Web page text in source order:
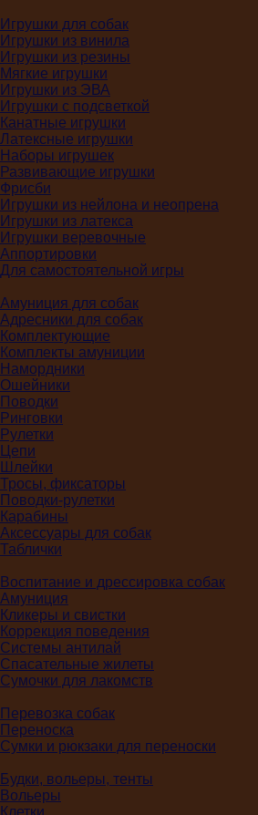
Игрушки для собак
Игрушки из винила
Игрушки из резины
Мягкие игрушки
Игрушки из ЭВА
Игрушки с подсветкой
Канатные игрушки
Латексные игрушки
Наборы игрушек
Развивающие игрушки
Фрисби
Игрушки из нейлона и неопрена
Игрушки из латекса
Игрушки веревочные
Аппортировки
Для самостоятельной игры
Амуниция для собак
Адресники для собак
Комплектующие
Комплекты амуниции
Намордники
Ошейники
Поводки
Ринговки
Рулетки
Цепи
Шлейки
Тросы, фиксаторы
Поводки-рулетки
Карабины
Аксессуары для собак
Таблички
Воспитание и дрессировка собак
Амуниция
Кликеры и свистки
Коррекция поведения
Системы антилай
Спасательные жилеты
Сумочки для лакомств
Перевозка собак
Переноска
Сумки и рюкзаки для переноски
Будки, вольеры, тенты
Вольеры
Клетки